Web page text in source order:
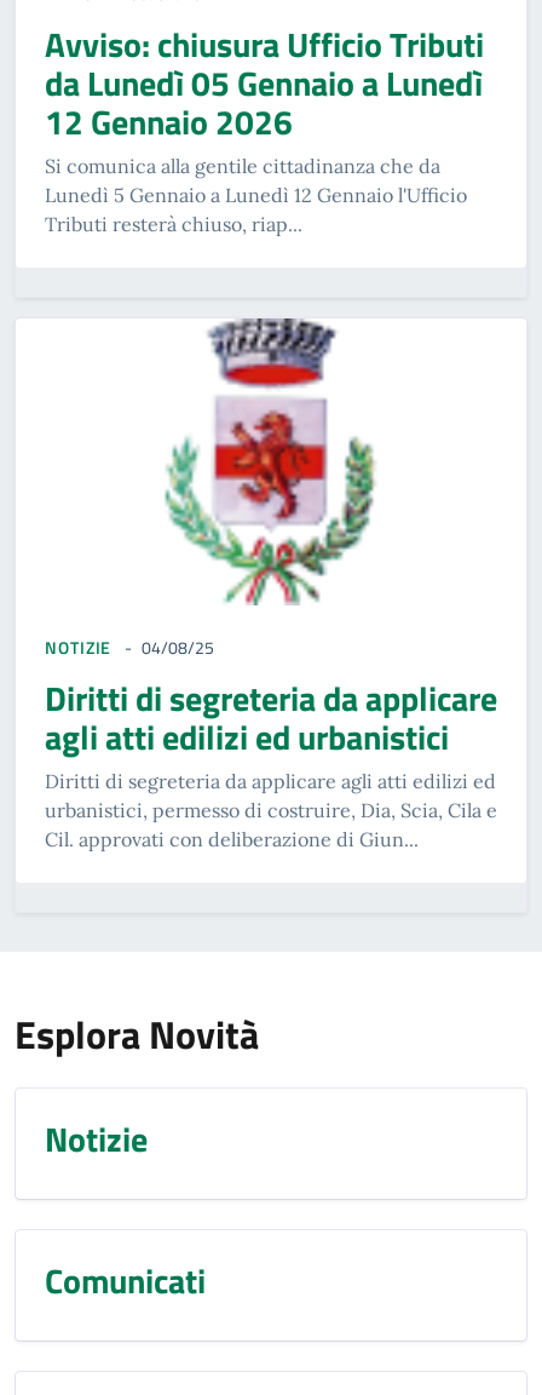
Avviso: chiusura Ufficio Tributi
da Lunedì 05 Gennaio a Lunedì
12 Gennaio 2026
Si comunica alla gentile cittadinanza che da
Lunedì 5 Gennaio a Lunedì 12 Gennaio l'Ufficio
Tributi resterà chiuso, riap...
NOTIZIE 04/08/25
Diritti di segreteria da applicare
agli atti edilizi ed urbanistici
Diritti di segreteria da applicare agli atti edilizi ed
urbanistici, permesso di costruire, Dia, Scia, Cila e
Cil. approvati con deliberazione di Giun...
Esplora Novità
Notizie
Comunicati